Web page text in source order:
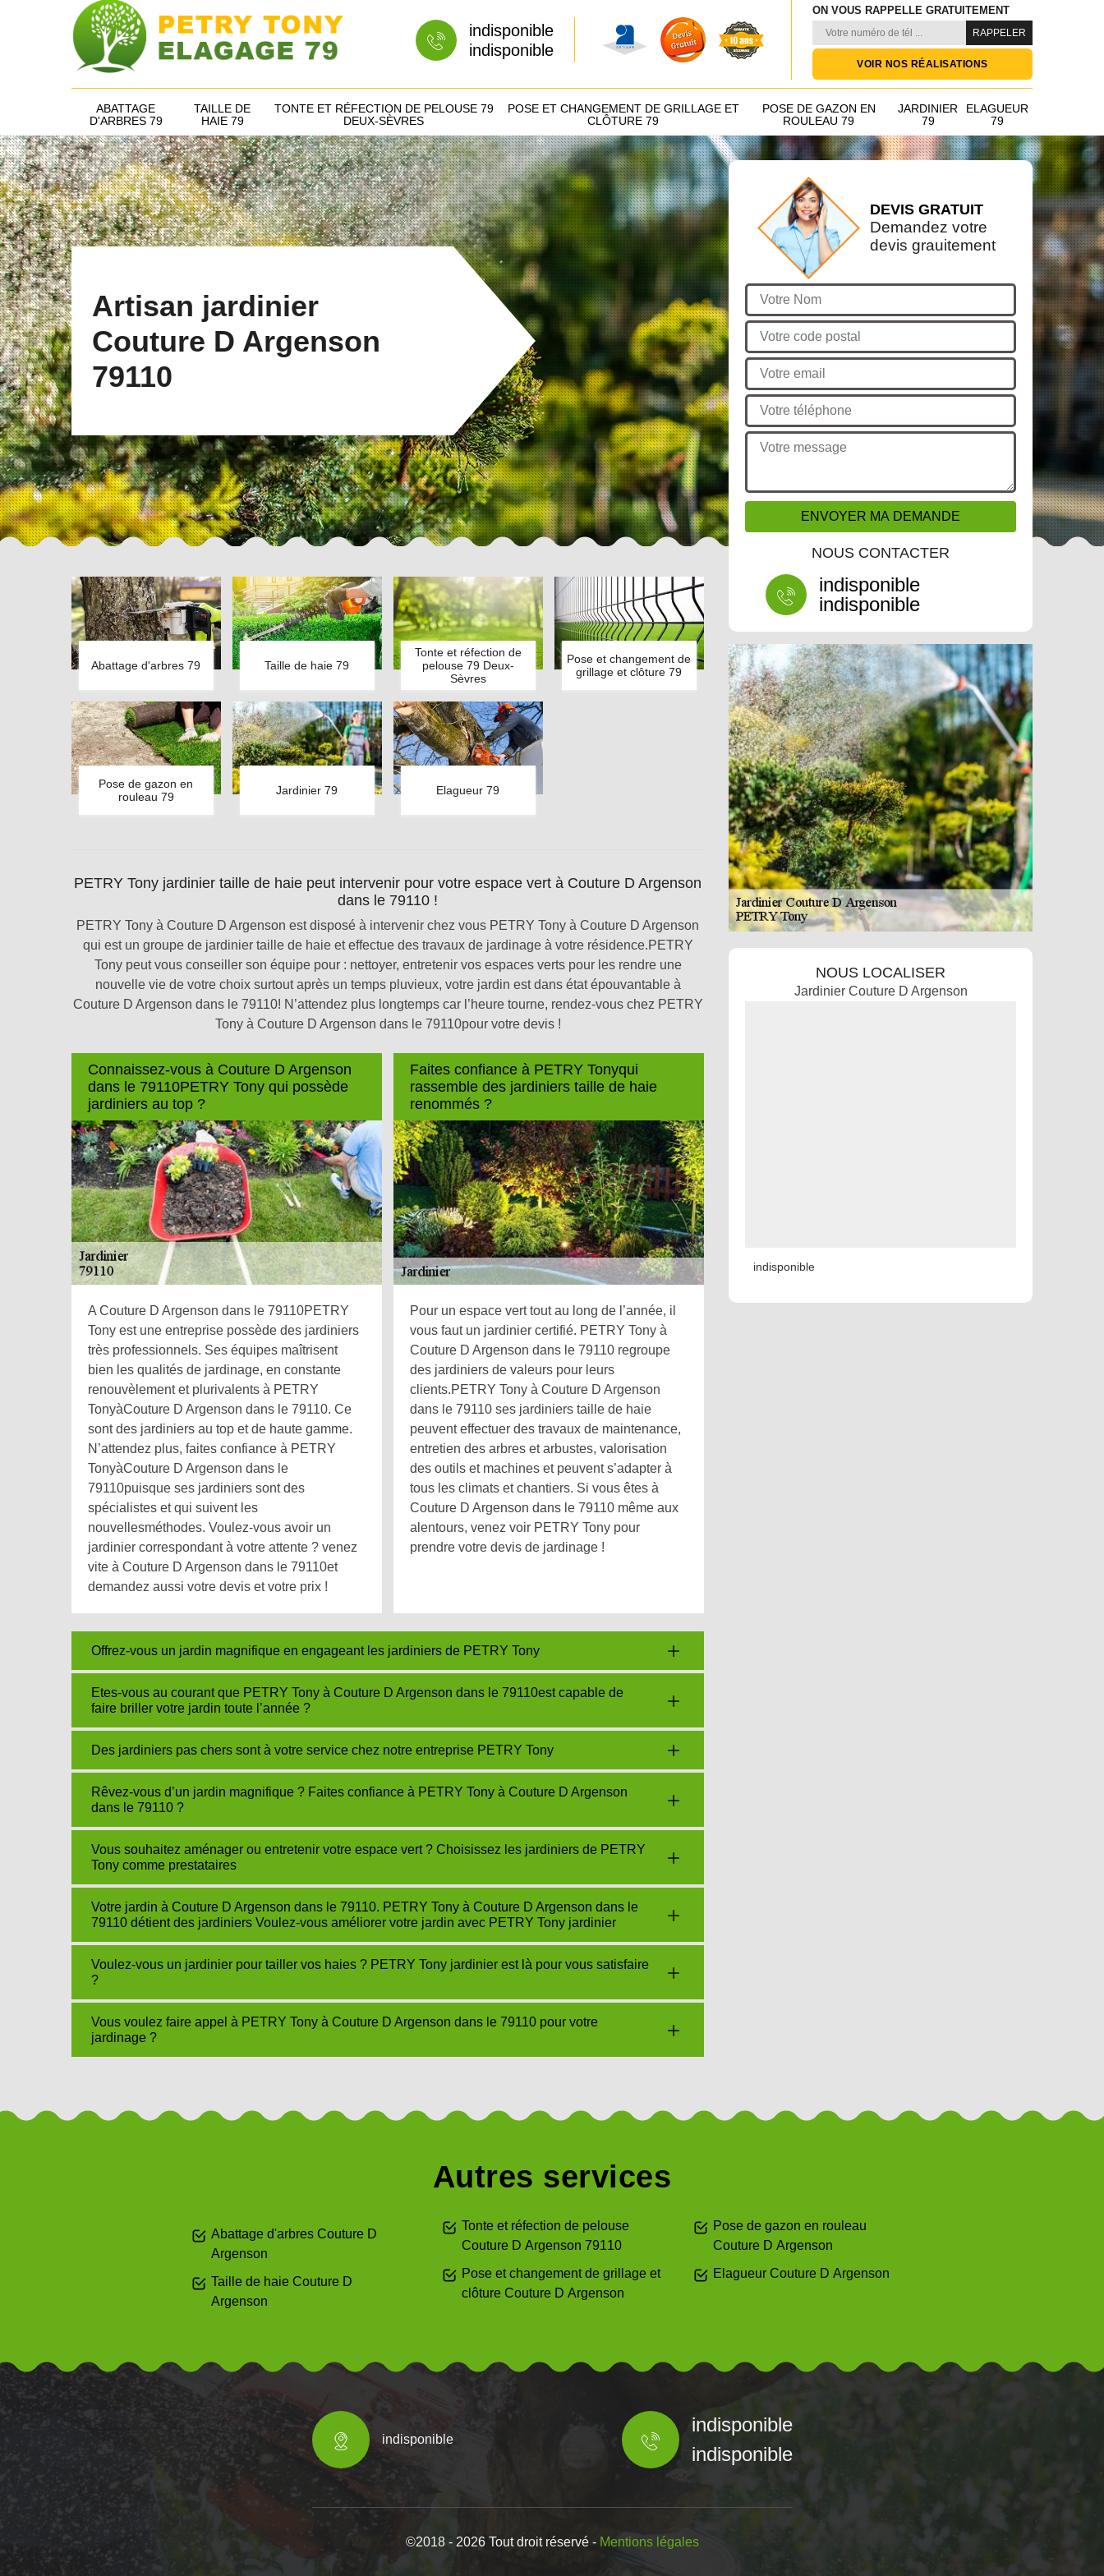
indisponible
indisponible
ON VOUS RAPPELLE GRATUITEMENT
VOIR NOS RÉALISATIONS
ABATTAGE
D'ARBRES 79
TAILLE DE
HAIE 79
TONTE ET RÉFECTION DE PELOUSE 79
DEUX-SÈVRES
POSE ET CHANGEMENT DE GRILLAGE ET
CLÔTURE 79
POSE DE GAZON EN
ROULEAU 79
JARDINIER
79
ELAGUEUR
79
Artisan jardinier
Couture D Argenson
79110
Abattage d'arbres 79 Taille de haie 79
Tonte et réfection de
pelouse 79 Deux-
Sèvres
Pose et changement de
grillage et clôture 79
Pose de gazon en
rouleau 79
Jardinier 79 Elagueur 79
PETRY Tony jardinier taille de haie peut intervenir pour votre espace vert à Couture D Argenson
dans le 79110 !
PETRY Tony à Couture D Argenson est disposé à intervenir chez vous PETRY Tony à Couture D Argenson
qui est un groupe de jardinier taille de haie et effectue des travaux de jardinage à votre résidence.PETRY
Tony peut vous conseiller son équipe pour : nettoyer, entretenir vos espaces verts pour les rendre une
nouvelle vie de votre choix surtout après un temps pluvieux, votre jardin est dans état épouvantable à
Couture D Argenson dans le 79110! N’attendez plus longtemps car l’heure tourne, rendez-vous chez PETRY
Tony à Couture D Argenson dans le 79110pour votre devis !
Connaissez-vous à Couture D Argenson
dans le 79110PETRY Tony qui possède
jardiniers au top ?
A Couture D Argenson dans le 79110PETRY
Tony est une entreprise possède des jardiniers
très professionnels. Ses équipes maîtrisent
bien les qualités de jardinage, en constante
renouvèlement et plurivalents à PETRY
TonyàCouture D Argenson dans le 79110. Ce
sont des jardiniers au top et de haute gamme.
N’attendez plus, faites confiance à PETRY
TonyàCouture D Argenson dans le
79110puisque ses jardiniers sont des
spécialistes et qui suivent les
nouvellesméthodes. Voulez-vous avoir un
jardinier correspondant à votre attente ? venez
vite à Couture D Argenson dans le 79110et
demandez aussi votre devis et votre prix !
Faites confiance à PETRY Tonyqui
rassemble des jardiniers taille de haie
renommés ?
Pour un espace vert tout au long de l’année, il
vous faut un jardinier certifié. PETRY Tony à
Couture D Argenson dans le 79110 regroupe
des jardiniers de valeurs pour leurs
clients.PETRY Tony à Couture D Argenson
dans le 79110 ses jardiniers taille de haie
peuvent effectuer des travaux de maintenance,
entretien des arbres et arbustes, valorisation
des outils et machines et peuvent s’adapter à
tous les climats et chantiers. Si vous êtes à
Couture D Argenson dans le 79110 même aux
alentours, venez voir PETRY Tony pour
prendre votre devis de jardinage !
Offrez-vous un jardin magnifique en engageant les jardiniers de PETRY Tony
Etes-vous au courant que PETRY Tony à Couture D Argenson dans le 79110est capable de
faire briller votre jardin toute l’année ?
Des jardiniers pas chers sont à votre service chez notre entreprise PETRY Tony
Rêvez-vous d’un jardin magnifique ? Faites confiance à PETRY Tony à Couture D Argenson
dans le 79110 ?
Vous souhaitez aménager ou entretenir votre espace vert ? Choisissez les jardiniers de PETRY
Tony comme prestataires
Votre jardin à Couture D Argenson dans le 79110. PETRY Tony à Couture D Argenson dans le
79110 détient des jardiniers Voulez-vous améliorer votre jardin avec PETRY Tony jardinier
Voulez-vous un jardinier pour tailler vos haies ? PETRY Tony jardinier est là pour vous satisfaire
?
Vous voulez faire appel à PETRY Tony à Couture D Argenson dans le 79110 pour votre
jardinage ?
DEVIS GRATUIT
Demandez votre
devis grauitement
NOUS CONTACTER
indisponible
indisponible
NOUS LOCALISER
Jardinier Couture D Argenson
indisponible
Autres services
Abattage d'arbres Couture D
Argenson
Taille de haie Couture D
Argenson
Tonte et réfection de pelouse
Couture D Argenson 79110
Pose et changement de grillage et
clôture Couture D Argenson
Pose de gazon en rouleau
Couture D Argenson
Elagueur Couture D Argenson
indisponible
indisponible
indisponible
©2018 - 2026 Tout droit réservé - Mentions légales